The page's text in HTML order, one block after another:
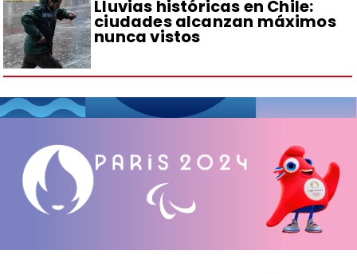
Lluvias históricas en Chile:
ciudades alcanzan máximos
nunca vistos